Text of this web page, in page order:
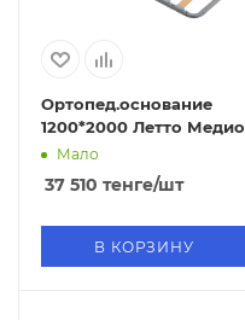
Ортопед.основание
1200*2000 Летто Медио
Мало
37 510 тенге/шт
В КОРЗИНУ